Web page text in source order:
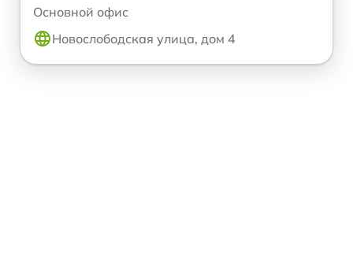
Основной офис
Новослободская улица, дом 4